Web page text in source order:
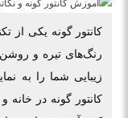
کانتور گونه یکی از
رنگ‌های تیره و
زیبایی شما را به
کانتور گونه در خانه